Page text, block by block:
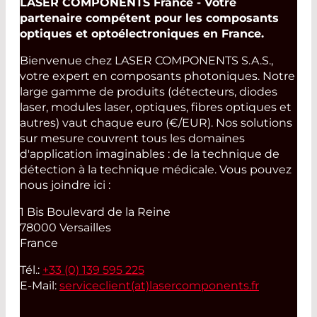
partenaire compétent pour les composants
optiques et optoélectroniques en France.
Bienvenue chez LASER COMPONENTS S.A.S.,
votre expert en composants photoniques. Notre
large gamme de produits (détecteurs, diodes
laser, modules laser, optiques, fibres optiques et
autres) vaut chaque euro (€/EUR). Nos solutions
sur mesure couvrent tous les domaines
d'application imaginables : de la technique de
détection à la technique médicale. Vous pouvez
nous joindre ici :
1 Bis Boulevard de la Reine
78000 Versailles
France
Tél.: +33 (0) 139 595 225
E-Mail: serviceclient(at)lasercomponents.fr